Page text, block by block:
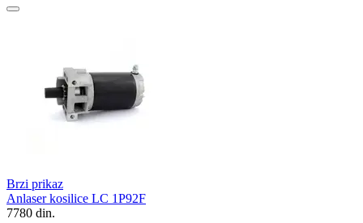
Brzi prikaz
Anlaser kosilice LC 1P92F
7780 din.